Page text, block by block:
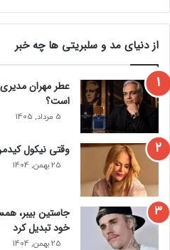
از دنیای مد و سلبریتی ها چه خبر
عطر مهران مدیری
است؟
5 مرداد, 1405
وقتی نیکول
25 بهمن, 1404
جاستین بیبر،
خود تبدیل کرد
25 بهمن, 1404